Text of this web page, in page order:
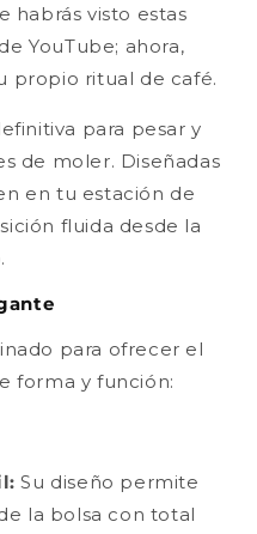
habrás visto estas
YouTube; ahora,
propio ritual de café.
para pesar y
de moler. Diseñadas
en tu estación de
fluida desde la
para ofrecer el
forma y función:
Su diseño permite
la bolsa con total